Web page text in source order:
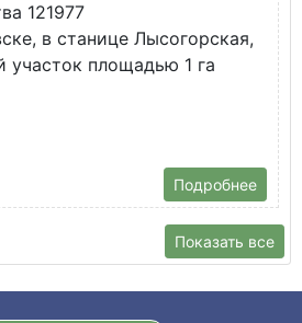
121977
в станице Лысогорская,
участок площадью 1 га
Подробнее
Показать все